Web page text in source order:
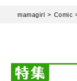
mamagirl Comic